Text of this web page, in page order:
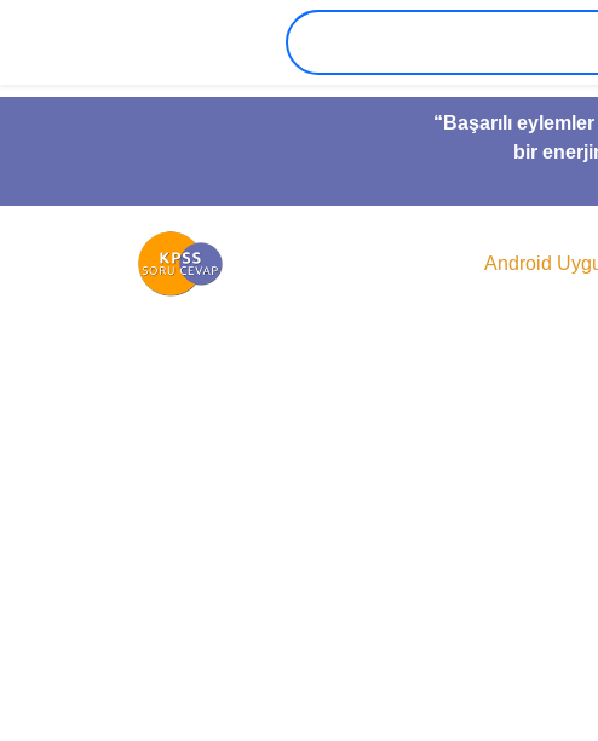
“Başarılı
bir
Android